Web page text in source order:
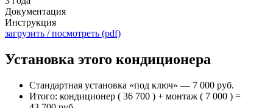
Документация
Инструкция
загрузить / посмотреть (pdf)
Установка этого кондиционера
Стандартная установка «под ключ» — 7 000 руб.
Итого: кондиционер ( 36 700 ) + монтаж ( 7 000 ) =